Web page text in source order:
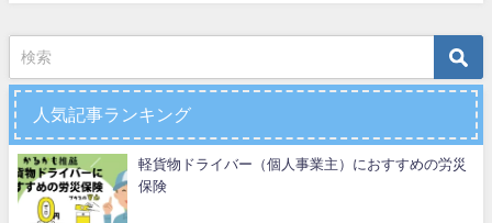
人気記事ランキング
軽貨物ドライバー（個人事業主）におすすめの労災
保険